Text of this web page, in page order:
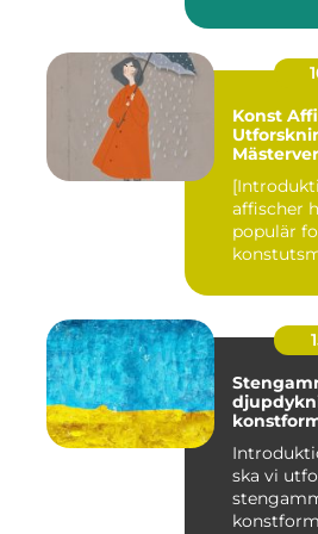
Konst
affischer
populär
ska vi